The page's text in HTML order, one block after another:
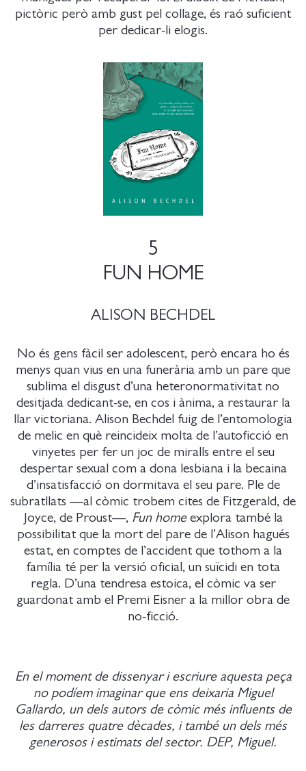
pictòric però amb gust pel collage, és raó suficient
per dedicar-li elogis.
5
FUN HOME
ALISON BECHDEL
No és gens fàcil ser adolescent, però encara ho és
menys quan vius en una funerària amb un pare que
sublima el disgust d’una heteronormativitat no
desitjada dedicant-se, en cos i ànima, a restaurar la
llar victoriana. Alison Bechdel fuig de l’entomologia
de melic en què reincideix molta de l’autoficció en
vinyetes per fer un joc de miralls entre el seu
despertar sexual com a dona lesbiana i la becaina
d’insatisfacció on dormitava el seu pare. Ple de
subratllats —al còmic trobem cites de Fitzgerald, de
Joyce, de Proust—, Fun homeexplora també la
possibilitat que la mort del pare de l’Alison hagués
estat, en comptes de l’accident que tothom a la
família té per la versió oficial, un suïcidi en tota
regla. D’una tendresa estoica, el còmic va ser
guardonat amb el Premi Eisner a la millor obra de
no-ficció.
En el moment de dissenyar i escriure aquesta peça
no podíem imaginar que ens deixaria Miguel
Gallardo, un dels autors de còmic més influents de
les darreres quatre dècades, i també un dels més
generosos i estimats del sector. DEP, Miguel.